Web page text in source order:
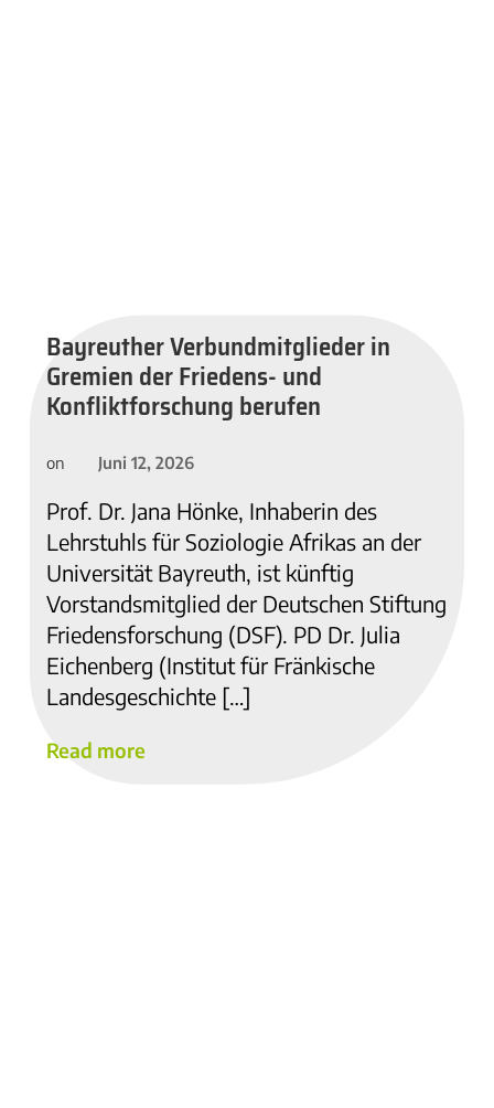
Bayreuther Verbundmitglieder in
Gremien der Friedens- und
Konfliktforschung berufen
on Juni 12, 2026
Prof. Dr. Jana Hönke, Inhaberin des
Lehrstuhls für Soziologie Afrikas an der
Universität Bayreuth, ist künftig
Vorstandsmitglied der Deutschen Stiftung
Friedensforschung (DSF). PD Dr. Julia
Eichenberg (Institut für Fränkische
Landesgeschichte […]
Read more